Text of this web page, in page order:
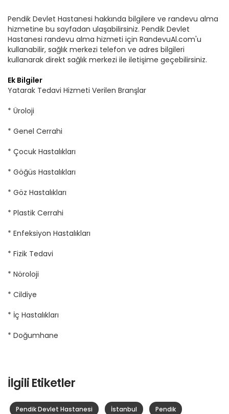
Pendik Devlet Hastanesi hakkında bilgilere ve randevu alma
hizmetine bu sayfadan ulaşabilirsiniz. Pendik Devlet
Hastanesi randevu alma hizmeti için RandevuAl.com'u
kullanabilir, sağlık merkezi telefon ve adres bilgileri
kullanarak direkt sağlık merkezi ile iletişime geçebilirsiniz.
Ek Bilgiler
Yatarak Tedavi Hizmeti Verilen Branşlar
* Üroloji
* Genel Cerrahi
* Çocuk Hastalıkları
* Göğüs Hastalıkları
* Göz Hastalıkları
* Plastik Cerrahi
* Enfeksiyon Hastalıkları
* Fizik Tedavi
* Nöroloji
* Cildiye
* İç Hastalıkları
* Doğumhane
İlgili Etiketler
Pendik Devlet Hastanesi İstanbul Pendik